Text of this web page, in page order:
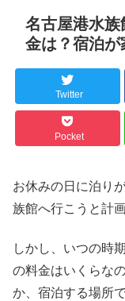
名古屋港水
金は？宿泊が
Twitter
Pocket
お休みの日に泊り
族館へ行こうと計
しかし、いつの時
の料金はいくらな
か、宿泊する場所